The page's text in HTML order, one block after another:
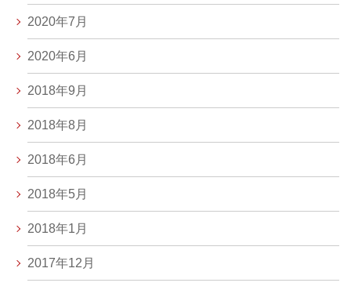
2020年7月
2020年6月
2018年9月
2018年8月
2018年6月
2018年5月
2018年1月
2017年12月